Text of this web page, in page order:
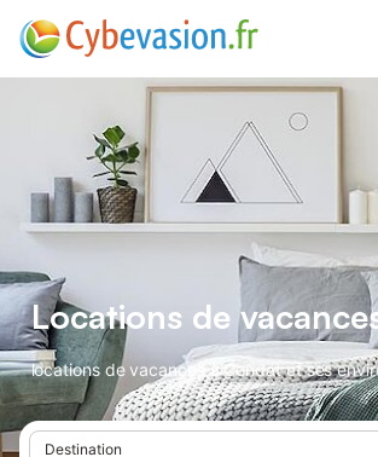
Locations de
locations de vacances à Condat et ses
Destination